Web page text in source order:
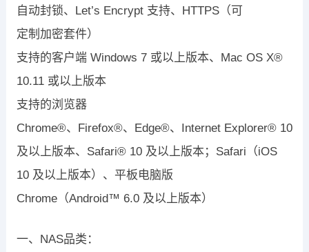
自动封锁、
Let’s Encrypt 支持、 HTTPS（可
定制加密套件）
支持的客户端 Windows 7 或以上版本、 Mac OS X®
10.11 或以上版本
支持的浏览器
Chrome®、 Firefox®、 Edge®、 Internet Explorer® 10
及以上版本、 Safari® 10 及以上版本； Safari （iOS
10 及以上版本）、平板电脑版
Chrome（Android™ 6.0 及以上版本）
一、NAS品类：